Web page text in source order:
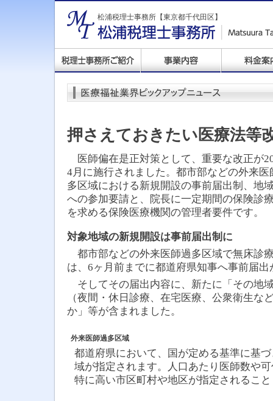
松浦税理士事務所【東京都千代田区】
押さえておきたい医療法等
医師偏在是正対策として、重要な改正が
4月に施行されました。都市部などの外来医
多区域における新規開設の事前届出制、地
への参加要請と、院長に一定期間の保険診
を求める保険医療機関の管理者要件です。
対象地域の新規開設は事前届出制に
都市部などの外来医師過多区域で無床診
は、6ヶ月前までに都道府県知事へ事前届
そしてその届出内容に、新たに「その地
（夜間・休日診療、在宅医療、公衆衛生な
か」等が含まれました。
外来医師過多区域
都道府県において、国が定める基準に基
域が指定されます。人口あたり医師数や
特に高い市区町村や地区が指定されるこ